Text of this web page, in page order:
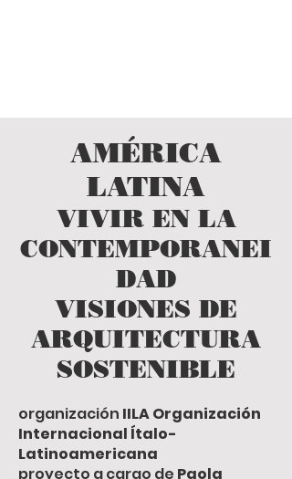
AMÉRICA
LATINA
VIVIR EN LA
CONTEMPORANEI
DAD
VISIONES DE
ARQUITECTURA
SOSTENIBLE
organización IILA Organización
Internacional Ítalo-
Latinoamericana
proyecto a cargo de Paola